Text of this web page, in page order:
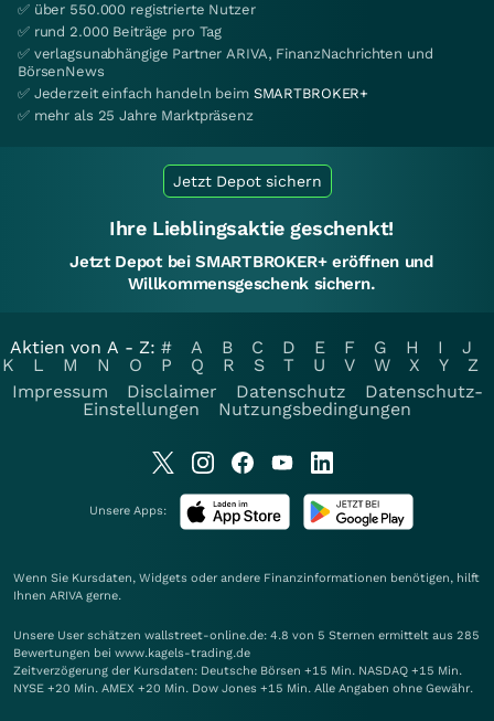
✅ über 550.000 registrierte Nutzer
✅ rund 2.000 Beiträge pro Tag
✅ verlagsunabhängige Partner ARIVA, FinanzNachrichten und
BörsenNews
✅ Jederzeit einfach handeln beim SMARTBROKER+
✅ mehr als 25 Jahre Marktpräsenz
Jetzt Depot sichern
Ihre Lieblingsaktie geschenkt!
Jetzt Depot bei SMARTBROKER+ eröffnen und
Willkommensgeschenk sichern.
Aktien von A - Z: # A B C D E F G H I
J
K
L M N O P Q R S T U V W X Y
Z
Impressum
Disclaimer Datenschutz
Datenschutz-
Einstellungen
Nutzungsbedingungen
Unsere Apps:
Wenn Sie Kursdaten, Widgets oder andere Finanzinformationen benötigen, hilft
Ihnen ARIVA gerne.
Unsere User schätzen wallstreet-online.de: 4.8 von 5 Sternen ermittelt aus 285
Bewertungen bei www.kagels-trading.de
Zeitverzögerung der Kursdaten: Deutsche Börsen +15 Min. NASDAQ +15 Min.
NYSE +20 Min. AMEX +20 Min. Dow Jones +15 Min. Alle Angaben ohne Gewähr.